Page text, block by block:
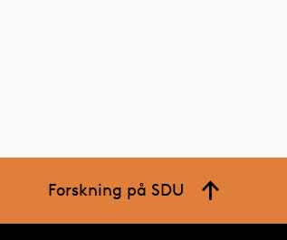
Forskning på SDU